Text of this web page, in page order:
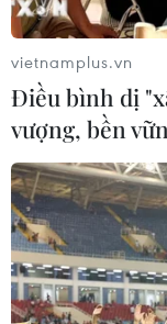
phạm
Nghệ An: Lũ
Nậm Nơn khiến
chia cắt
08/08/2026 06:36
Sáp nhập
Thể thao và Du
vietnamplus.vn
Điều bình dị
vượng, bền